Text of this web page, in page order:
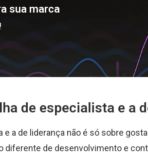
sua marca
de especialista e a
a de liderança não é só sobre
diferente de desenvolvimento e